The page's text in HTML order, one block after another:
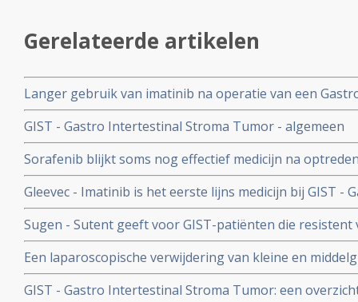
Gerelateerde artikelen
Langer gebruik van imatinib na operatie van een
GIST kan 50 procent minder sterfgevallen op 10 jaar
GIST - Gastro Intertestinal Stroma Tumor - algemeen
Sorafenib blijkt soms nog effectief medicijn na
Sutent bij patienten met GIST
Gleevec - Imatinib is het eerste lijns medicijn bij GIST -
Tumor
Sugen - Sutent geeft voor GIST-patiënten die resistent
geworden, significant betere overall overleving en
aldus publicatie van fase III trial met Nederlandse
Een laparoscopische verwijdering van kleine en
Gastrointestinal Stromal Tumors) geeft een uitstekend
patienten was sprake van volledige verwqijdering.
GIST - Gastro Intertestinal Stroma Tumor: een